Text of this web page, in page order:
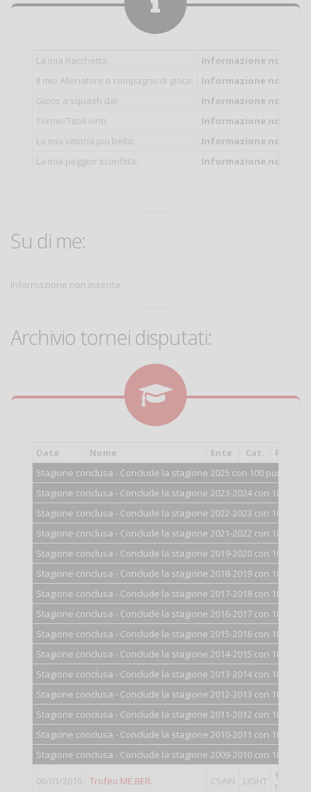
La mia Racchetta:
Informazione non
Il mio Allenatore o compagno di gioco:
Informazione non
Gioco a squash dal:
Informazione non
Tornei/Titoli vinti:
Informazione non
La mia vittoria più bella:
Informazione non
La mia peggior sconfitta:
Informazione non
Su di me:
Informazione non inserita
Archivio tornei disputati:
Data Nome Ente Cat.
Stagione conclusa - Conclude la stagione 2025 con 100 punti.
Stagione conclusa - Conclude la stagione 2023-2024 con 100 punti.
Stagione conclusa - Conclude la stagione 2022-2023 con 100 punti.
Stagione conclusa - Conclude la stagione 2021-2022 con 100 punti.
Stagione conclusa - Conclude la stagione 2019-2020 con 100 punti.
Stagione conclusa - Conclude la stagione 2018-2019 con 100 punti.
Stagione conclusa - Conclude la stagione 2017-2018 con 100 punti.
Stagione conclusa - Conclude la stagione 2016-2017 con 100 punti.
Stagione conclusa - Conclude la stagione 2015-2016 con 100 punti.
Stagione conclusa - Conclude la stagione 2014-2015 con 100 punti.
Stagione conclusa - Conclude la stagione 2013-2014 con 100 punti.
Stagione conclusa - Conclude la stagione 2012-2013 con 101 punti.
Stagione conclusa - Conclude la stagione 2011-2012 con 102 punti.
Stagione conclusa - Conclude la stagione 2010-2011 con 104 punti.
Stagione conclusa - Conclude la stagione 2009-2010 con 108 punti.
06/03/2010 Trofeo ME.BER. CSAIN LIGHT 9°
Punti